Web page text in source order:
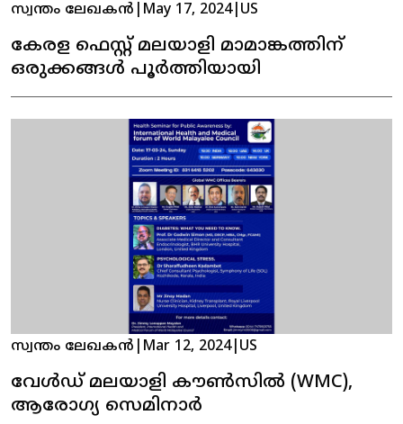
സ്വന്തം ലേഖകൻ May 17, 2024| US
കേരള ഫെസ്റ്റ് മലയാളി മാമാങ്കത്തിന്
ഒരുക്കങ്ങൾ പൂർത്തിയായി
സ്വന്തം ലേഖകൻ Mar 12, 2024| US
വേൾഡ് മലയാളി കൗൺസിൽ (WMC),
ആരോഗ്യ സെമിനാർ